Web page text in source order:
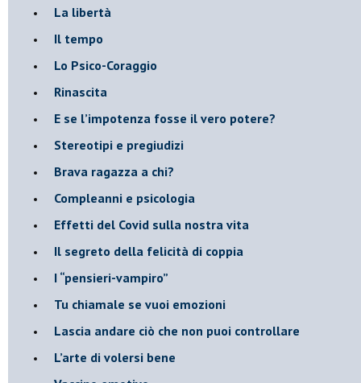
La libertà
​Il tempo
​Lo Psico-Coraggio
Rinascita
​E se l’impotenza fosse il vero potere?
Stereotipi e pregiudizi
​Brava ragazza a chi?
​Compleanni e psicologia
Effetti del Covid sulla nostra vita
Il segreto della felicità di coppia
​I “pensieri-vampiro”
​Tu chiamale se vuoi emozioni
​Lascia andare ciò che non puoi controllare
L’arte di volersi bene